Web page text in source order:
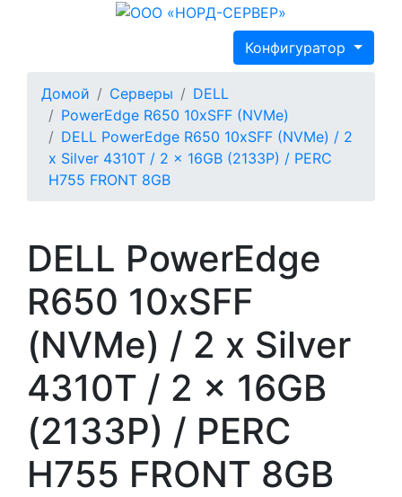
Конфигуратор
Домой Серверы
DELL
PowerEdge R650 10xSFF (NVMe)
DELL PowerEdge R650 10xSFF (NVMe) / 2
x Silver 4310T / 2 x 16GB (2133P) / PERC
H755 FRONT 8GB
DELL PowerEdge
R650 10xSFF
(NVMe) / 2 x Silver
4310T / 2 x 16GB
(2133P) / PERC
H755 FRONT 8GB